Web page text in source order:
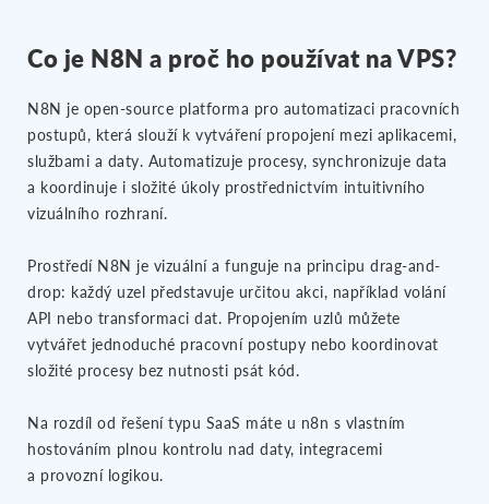
Co je N8N a proč ho používat na VPS?
N8N je open-source platforma pro automatizaci pracovních
postupů, která slouží k vytváření propojení mezi aplikacemi,
službami a daty. Automatizuje procesy, synchronizuje data
a koordinuje i složité úkoly prostřednictvím intuitivního
vizuálního rozhraní.
Prostředí N8N je vizuální a funguje na principu drag-and-
drop: každý uzel představuje určitou akci, například volání
API nebo transformaci dat. Propojením uzlů můžete
vytvářet jednoduché pracovní postupy nebo koordinovat
složité procesy bez nutnosti psát kód.
Na rozdíl od řešení typu SaaS máte u n8n s vlastním
hostováním plnou kontrolu nad daty, integracemi
a provozní logikou.